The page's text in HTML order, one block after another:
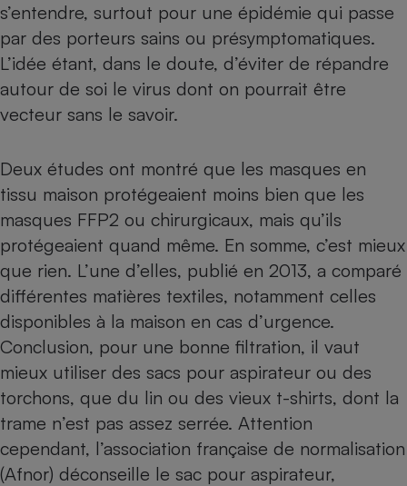
s’entendre, surtout pour une épidémie qui passe
par des porteurs sains ou présymptomatiques.
L’idée étant, dans le doute, d’éviter de répandre
autour de soi le virus dont on pourrait être
vecteur sans le savoir.
Deux études ont montré que les masques en
tissu maison protégeaient moins bien que les
masques FFP2 ou chirurgicaux, mais qu’ils
protégeaient quand même. En somme, c’est mieux
que rien. L’une d’elles, publié en 2013, a comparé
différentes matières textiles, notamment celles
disponibles à la maison en cas d’urgence.
Conclusion, pour une bonne filtration, il vaut
mieux utiliser des sacs pour aspirateur ou des
torchons, que du lin ou des vieux t-shirts, dont la
trame n’est pas assez serrée. Attention
cependant, l’association française de normalisation
(Afnor) déconseille le sac pour aspirateur,
Plaque de cuisson à
induction
Climatiseur -
Antivirus
Radiateur électrique
Climatiseur -
Ventilateur